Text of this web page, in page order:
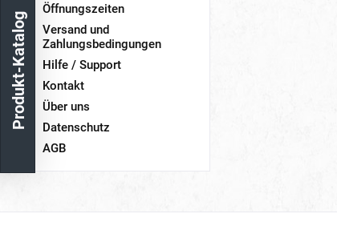
Öffnungszeiten
Versand und
Zahlungsbedingungen
Hilfe / Support
Kontakt
Über uns
Datenschutz
AGB
Produkt-Katalog